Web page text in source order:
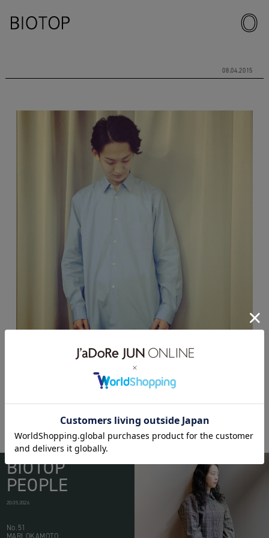
08.04.2015
BIOTOP
PEOPLE
20.05.2026
No.51